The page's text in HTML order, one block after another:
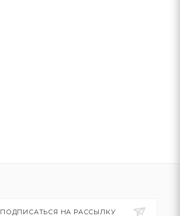
ПОДПИСАТЬСЯ НА РАССЫЛКУ